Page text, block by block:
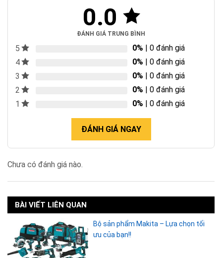
0.0
ĐÁNH GIÁ TRUNG BÌNH
5 0% | 0 đánh giá
4
0% | 0 đánh giá
3
0% | 0 đánh giá
2
0% | 0 đánh giá
1
0% | 0 đánh giá
ĐÁNH GIÁ NGAY
Chưa có đánh giá nào.
BÀI VIẾT LIÊN QUAN
Bộ sản phẩm Makita – Lựa chọn tối
ưu của bạn!!